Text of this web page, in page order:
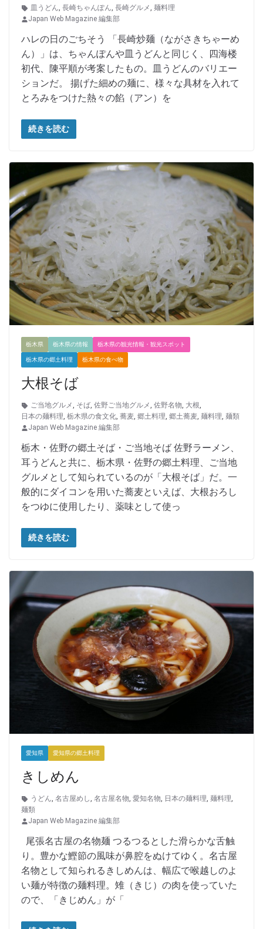
皿うどん, 長崎ちゃんぽん, 長崎グルメ, 麺料理
Japan Web Magazine 編集部
ハレの日のごちそう 「長崎炒麺（ながさきちゃーめ
ん）」は、ちゃんぽんや皿うどんと同じく、四海楼
初代、陳平順が考案したもの。皿うどんのバリエー
ションだ。 揚げた細めの麺に、様々な具材を入れて
とろみをつけた熱々の餡（アン）を
続きを読む
栃木県 栃木県の情報 栃木県の観光情報・観光スポット
栃木県の郷土料理 栃木県の食べ物
大根そば
ご当地グルメ, そば, 佐野ご当地グルメ, 佐野名物, 大根,
日本の麺料理, 栃木県の食文化, 蕎麦, 郷土料理, 郷土蕎麦, 麺料理, 麺類
Japan Web Magazine 編集部
栃木・佐野の郷土そば・ご当地そば 佐野ラーメン、
耳うどんと共に、栃木県・佐野の郷土料理、ご当地
グルメとして知られているのが「大根そば」だ。一
般的にダイコンを用いた蕎麦といえば、大根おろし
をつゆに使用したり、薬味として使っ
続きを読む
愛知県 愛知県の郷土料理
きしめん
うどん, 名古屋めし, 名古屋名物, 愛知名物, 日本の麺料理, 麺料理,
麺類
Japan Web Magazine 編集部
尾張名古屋の名物麺 つるつるとした滑らかな舌触
り。豊かな鰹節の風味が鼻腔をぬけてゆく。名古屋
名物として知られるきしめんは、幅広で喉越しのよ
い麺が特徴の麺料理。雉（きじ）の肉を使っていた
ので、「きじめん」が「